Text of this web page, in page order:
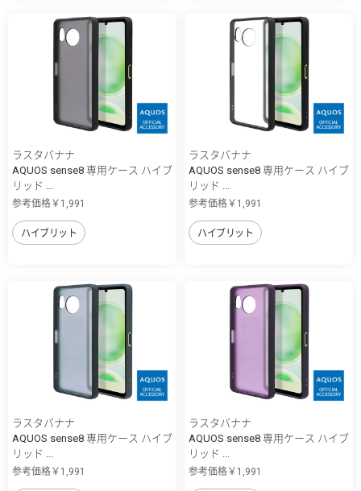
ラスタバナナ
AQUOS sense8 専用ケース ハイブ
リッド ...
参考価格￥1,991
ハイブリット
ラスタバナナ
AQUOS sense8 専用ケース ハイブ
リッド ...
参考価格￥1,991
ハイブリット
ラスタバナナ
AQUOS sense8 専用ケース ハイブ
リッド ...
参考価格￥1,991
ラスタバナナ
AQUOS sense8 専用ケース ハイブ
リッド ...
参考価格￥1,991